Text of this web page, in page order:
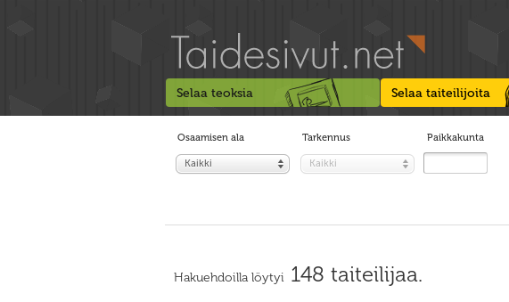
Selaa teoksia Selaa taiteilijoita
Osaamisen ala
Kaikki
Tarkennus
Kaikki
Paikkakunta
Hakuehdoilla löytyi 148 taiteilijaa.